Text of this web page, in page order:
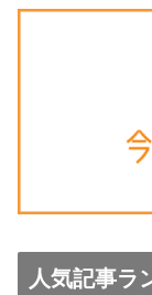
人気記事ラ